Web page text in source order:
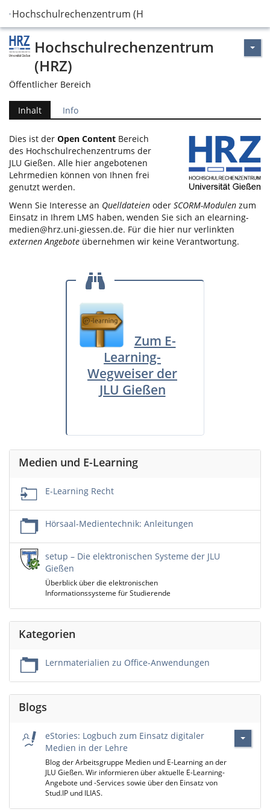
Hochschulrechenzentrum (HRZ)
Hochschulrechenzentrum
(HRZ)
Öffentlicher Bereich
Inhalt Info
Dies ist der Open Content Bereich
des Hochschulrechenzentrums der
JLU Gießen. Alle hier angebotenen
Lehrmedien können von Ihnen frei
genutzt werden.
Wenn Sie Interesse an Quelldateien oder SCORM-Modulen zum
Einsatz in Ihrem LMS haben, wenden Sie sich an elearning-
medien@hrz.uni-giessen.de. Für die hier nur verlinkten
externen Angebote übernehmen wir keine Verantwortung.
Zum E-
Learning-
Wegweiser der
JLU Gießen
Medien und E-Learning
E-Learning Recht
Hörsaal-Medientechnik: Anleitungen
setup – Die elektronischen Systeme der JLU
Gießen
Überblick über die elektronischen
Informationssysteme für Studierende
Kategorien
Lernmaterialien zu Office-Anwendungen
Blogs
eStories: Logbuch zum Einsatz digitaler
Medien in der Lehre
Blog der Arbeitsgruppe Medien und E-Learning an der
JLU Gießen. Wir informieren über aktuelle E-Learning-
Angebote und -Services sowie über den Einsatz von
Stud.IP und ILIAS.